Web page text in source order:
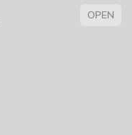
OPEN